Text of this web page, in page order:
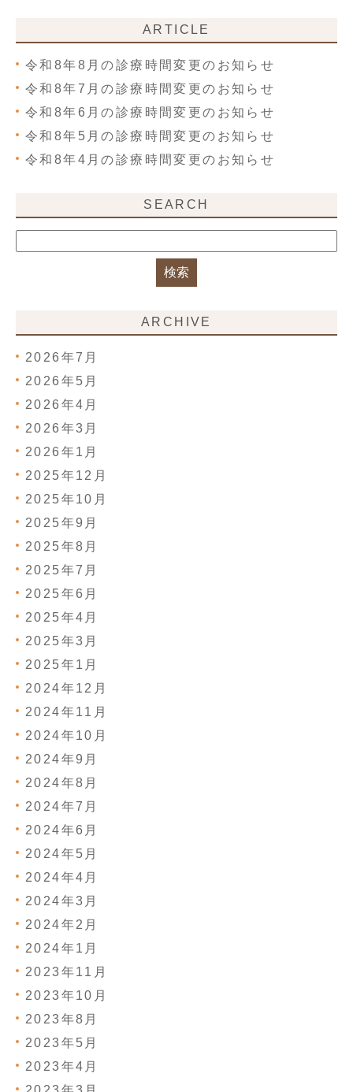
ARTICLE
令和8年8月の診療時間変更のお知らせ
令和8年7月の診療時間変更のお知らせ
令和8年6月の診療時間変更のお知らせ
令和8年5月の診療時間変更のお知らせ
令和8年4月の診療時間変更のお知らせ
SEARCH
ARCHIVE
2026年7月
2026年5月
2026年4月
2026年3月
2026年1月
2025年12月
2025年10月
2025年9月
2025年8月
2025年7月
2025年6月
2025年4月
2025年3月
2025年1月
2024年12月
2024年11月
2024年10月
2024年9月
2024年8月
2024年7月
2024年6月
2024年5月
2024年4月
2024年3月
2024年2月
2024年1月
2023年11月
2023年10月
2023年8月
2023年5月
2023年4月